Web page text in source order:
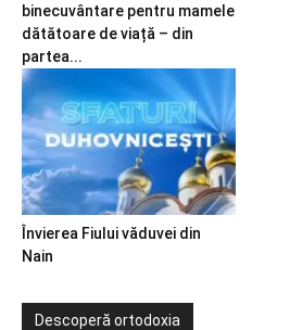
binecuvântare pentru mamele
dătătoare de viață – din
partea...
Învierea Fiului văduvei din
Nain
Descoperă ortodoxia